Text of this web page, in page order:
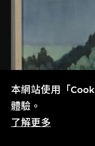
佚名 (中國內地)
無題
本網站使用「
體驗。
了解更多